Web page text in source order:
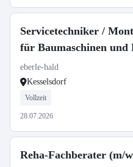
Servicetechniker /
für Baumaschinen und
eberle-hald
Kesselsdorf
Vollzeit
28.07.2026
Reha-Fachberater (m/